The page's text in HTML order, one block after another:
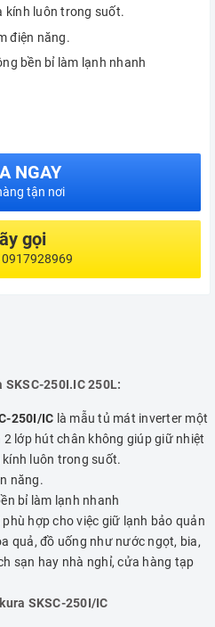
kính luôn trong suốt.
điện năng.
bền bỉ làm lạnh nhanh
NGAY
tận nơi
gọi
0917928969
250I.IC 250L:
250I/IC là mẫu tủ mát inverter một
lớp hút chân không giúp giữ nhiệt
luôn trong suốt.
năng.
bỉ làm lạnh nhanh
phù hợp cho việc giữ lạnh bảo quản
quả, đồ uống như nước ngọt, bia,
sạn hay nhà nghỉ, cửa hàng tạp
SKSC-250I/IC